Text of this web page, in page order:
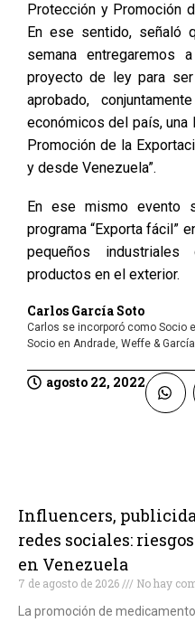
Protección y Promoción
En ese sentido, señaló
semana entregaremos
proyecto de ley para
aprobado,
económicos del país,
Promoción de la
y desde Venezuela”.
En ese mismo evento
programa “Exporta fácil”
pequeños
productos en el exterior.
Carlos García Soto
Carlos se incorporó como Socio
Socio en Andrade, Weffe &
agosto 22, 2022
Influencers,
redes sociales:
en Venezuela
7 de agosto de 2026
No hay
La promoción de